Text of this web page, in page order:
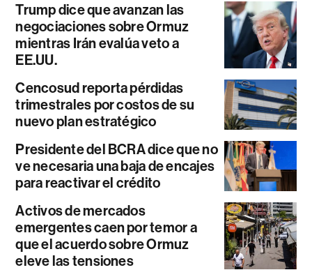
Trump dice que avanzan las
negociaciones sobre Ormuz
mientras Irán evalúa veto a
EE.UU.
Cencosud reporta pérdidas
trimestrales por costos de su
nuevo plan estratégico
Presidente del BCRA dice que no
ve necesaria una baja de encajes
para reactivar el crédito
Activos de mercados
emergentes caen por temor a
que el acuerdo sobre Ormuz
eleve las tensiones